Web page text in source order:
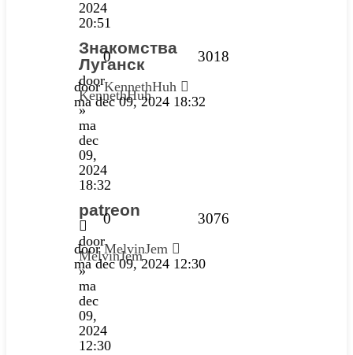
2024
20:51
Знакомства
Луганск
door
KennethHuh
»
ma
dec
09,
2024
18:32
0 3018
doorKennethHuh
ma dec 09, 2024 18:32
patreon
door
MelvinJem
»
ma
dec
09,
2024
12:30
0 3076
doorMelvinJem
ma dec 09, 2024 12:30